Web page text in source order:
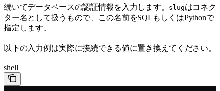
続いてデータベースの認証情報を入力します。 slugはコネク
ター名として扱うもので、この名前をSQLもしくはPythonで
指定します。
以下の入力例は実際に接続できる値に置き換えてください。
shell